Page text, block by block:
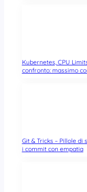
Kubernetes, CPU
confronto: massimo
Git & Tricks – Pillole
i commit con empatia